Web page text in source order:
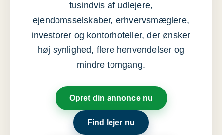
tusindvis af udlejere,
ejendomsselskaber, erhvervsmæglere,
investorer og kontorhoteller, der ønsker
høj synlighed, flere henvendelser og
mindre tomgang.
Opret din annonce nu
Find lejer nu